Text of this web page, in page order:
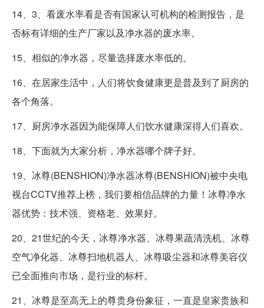
14、3、看废水率看是否有国家认可机构的检测报告，是
否标有详细的生产厂家以及净水器的废水率。
15、相似的净水器，尽量选择废水率低的。
16、在居家生活中，人们将饮食健康更是普及到了厨房的
各个角落。
17、厨房净水器因为能保障人们饮水健康深得人们喜欢。
18、下面就为大家分析，净水器哪个牌子好。
19、冰尊(BENSHION)净水器冰尊(BENSHION)被中央电
视台CCTV推荐上榜，我们要相信品牌的力量！冰尊净水
器优势：技术强、资格老、效果好。
20、21世纪的今天，冰尊净水器、冰尊果蔬清洗机、冰尊
空气净化器、冰尊扫地机器人、冰尊吸尘器和冰尊美容仪
已全面推向市场，是行业的标杆。
21、冰尊是至高无上的尊贵身份象征，一直是皇家贵族和